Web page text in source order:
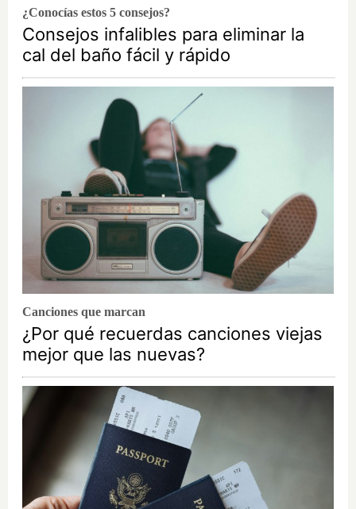
¿Conocías estos 5 consejos?
Consejos infalibles para eliminar la
cal del baño fácil y rápido
Canciones que marcan
¿Por qué recuerdas canciones viejas
mejor que las nuevas?